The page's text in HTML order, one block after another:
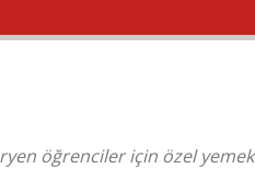
öğrenciler için özel yemek